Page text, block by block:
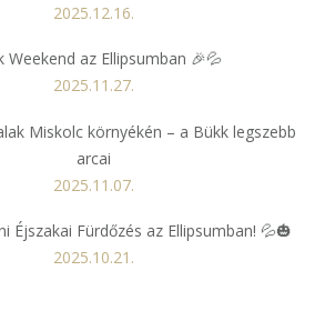
2025.12.16.
Weekend az Ellipsumban 🎉💦
2025.11.27.
Miskolc környékén – a Bükk legszebb
arcai
2025.11.07.
Éjszakai Fürdőzés az Ellipsumban! 💦🎃
2025.10.21.